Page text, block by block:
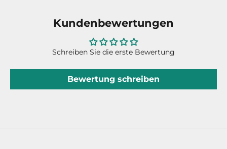
Kundenbewertungen
Schreiben Sie die erste Bewertung
Bewertung schreiben